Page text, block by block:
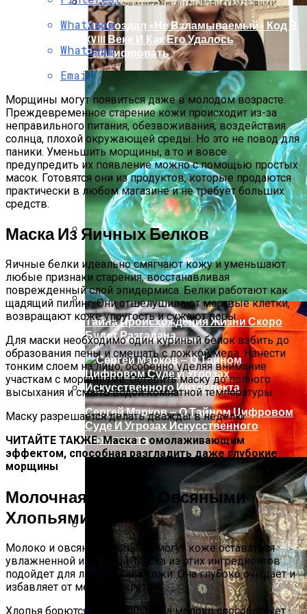
Раскрась Свой Год: Какой Цвет
Принесет Тебе Успех В 2026 Году По
Знаку Зодиака
Ваша Любовь К Оранжевому: Глоток
Энергии Или Сигнал Уставшей Души
Кто Создал «не Взламываемый» Код В
XVIII Веке И Как Его Удалось
Расшифровать
Тайна Происхождения Жизни Скоро
Будет Разгадана
Сергей Марков — О Тайном Цифровом
Суде И Угрозах Искусственного
Интеллекта
Whatsapp
Whatsapp
Email
Морщины могут появиться даже в молодом возрасте.
Преждевременное старение кожи происходит из-за
неправильного питания, обезвоживания, воздействия
солнца, плохой окружающей среды. Но это не повод для
паники. Уменьшить морщины, а то и вовсе
предупредить их появление можно с помощью простых
масок. Готовятся они из продуктов, которые продаются
практически в любом магазине и не требует больших
средств.
Маска Из Яичных Белков
Яичные белки идеально смягчают кожу и уменьшают
любые признаки старения, восстанавливая
поврежденный слой эпидермиса. Белки работают как
щадящий пилинг. Они отшелушивают мертвые клетки,
возвращают коже упругость и сужают поры.
Для маски необходимо один куриный белок взбить до
образования пены и смешать с ложкой меда. Нанести
тонким слоем на лицо, особенно уделяя внимание
участкам с морщинами. Оставить маску до полного
высыхания и смыть водой комнатной температуры.
Маску разрешается делать дважды в неделю.
ЧИТАЙТЕ ТАКЖЕ: Маска с омолаживающим
эффектом, способная разгладить даже глубокие
морщины
Молочная Маска И Овсяными
Хлопьями
Молоко и овсяные хлопья помогут коже оставаться
увлажненной и гладкой. Маска из этих ингредиентов
подойдет для любого типа кожи. Она глубоко очищает и
избавляет от мертвых клеток.
Хлопья борются с радикалами, а молоко способствует